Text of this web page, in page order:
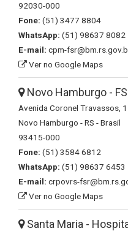
92030-000
Fone: (51) 3477 8804
WhatsApp: (51) 98637 8082
E-mail: cpm-
Ver no Google Maps
Novo Hamburgo -
Avenida Coronel Travassos,
Novo Hamburgo - RS - Brasil
93415-000
Fone: (51) 3584 6812
WhatsApp: (51) 98637 6453
E-mail: crpovrs-
Ver no Google Maps
Santa Maria -